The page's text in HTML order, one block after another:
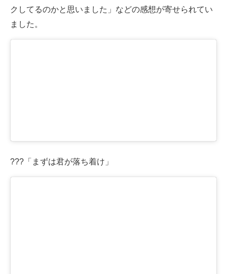
クしてるのかと思いました」などの感想が寄せられてい
ました。
???「まずは君が落ち着け」